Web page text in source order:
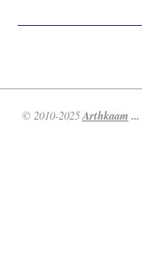
© 2010-2025Arthkaam ...